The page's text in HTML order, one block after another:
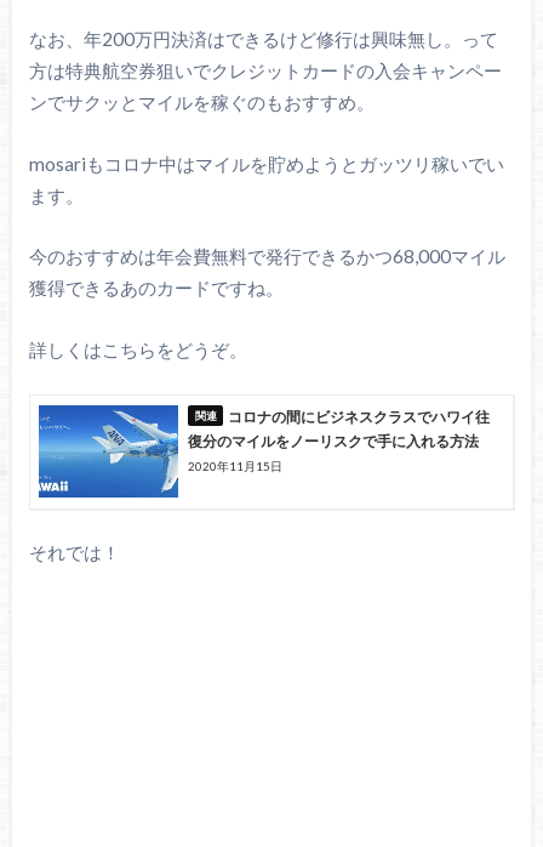
なお、年200万円決済はできるけど修行は興味無し。って
方は特典航空券狙いでクレジットカードの入会キャンペー
ンでサクッとマイルを稼ぐのもおすすめ。
mosariもコロナ中はマイルを貯めようとガッツリ稼いでい
ます。
今のおすすめは年会費無料で発行できるかつ68,000マイル
獲得できるあのカードですね。
詳しくはこちらをどうぞ。
コロナの間にビジネスクラスでハワイ往
復分のマイルをノーリスクで手に入れる方法
2020年11月15日
それでは！